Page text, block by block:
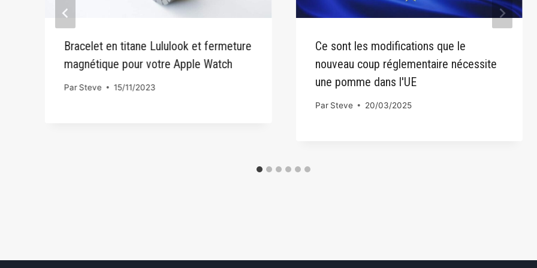
Bracelet en titane Lululook et fermeture
magnétique pour votre Apple Watch
ParSteve 15/11/2023
Ce sont les modifications que le
nouveau coup réglementaire nécessite
une pomme dans l'UE
Par Steve 20/03/2025